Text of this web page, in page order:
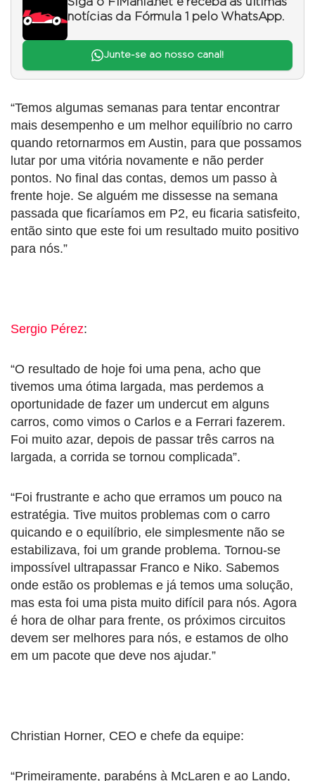
Siga o F1Mania.net e receba as últimas
notícias da Fórmula 1 pelo WhatsApp.
Junte-se ao nosso canal!
“Temos algumas semanas para tentar encontrar
mais desempenho e um melhor equilíbrio no carro
quando retornarmos em Austin, para que possamos
lutar por uma vitória novamente e não perder
pontos. No final das contas, demos um passo à
frente hoje. Se alguém me dissesse na semana
passada que ficaríamos em P2, eu ficaria satisfeito,
então sinto que este foi um resultado muito positivo
para nós.”
Sergio Pérez:
“O resultado de hoje foi uma pena, acho que
tivemos uma ótima largada, mas perdemos a
oportunidade de fazer um undercut em alguns
carros, como vimos o Carlos e a Ferrari fazerem.
Foi muito azar, depois de passar três carros na
largada, a corrida se tornou complicada”.
“Foi frustrante e acho que erramos um pouco na
estratégia. Tive muitos problemas com o carro
quicando e o equilíbrio, ele simplesmente não se
estabilizava, foi um grande problema. Tornou-se
impossível ultrapassar Franco e Niko. Sabemos
onde estão os problemas e já temos uma solução,
mas esta foi uma pista muito difícil para nós. Agora
é hora de olhar para frente, os próximos circuitos
devem ser melhores para nós, e estamos de olho
em um pacote que deve nos ajudar.”
Christian Horner, CEO e chefe da equipe:
“Primeiramente, parabéns à McLaren e ao Lando,